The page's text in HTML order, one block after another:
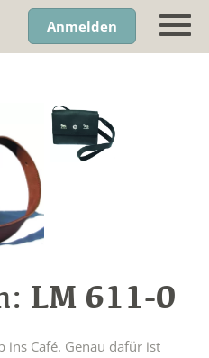
Anmelden
LM 611-0
ins Café. Genau dafür ist